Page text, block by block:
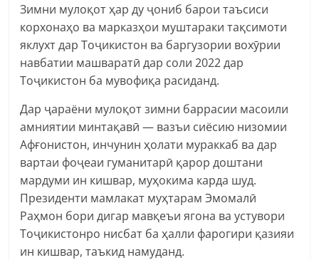
Зимни мулоқот ҳар ду ҷониб барои таъсиси
корхонаҳо ва марказҳои муштараки тақсимоти
яклухт дар Тоҷикистон ва баргузории вохӯрии
навбатии машваратӣ дар соли 2022 дар
Тоҷикистон ба мувофиқа расиданд.
Дар ҷараёни мулоқот зимни баррасии масоили
амниятии минтақавӣ — вазъи сиёсию низомии
Афғонистон, инчунин ҳолати мураккаб ва дар
вартаи фоҷеаи гуманитарӣ қарор доштани
мардуми ин кишвар, муҳокима карда шуд.
Президенти мамлакат муҳтарам Эмомалӣ
Раҳмон бори дигар мавқеъи ягона ва устувори
Тоҷикистонро нисбат ба ҳалли фарогири қазияи
ин кишвар, таъкид намуданд.